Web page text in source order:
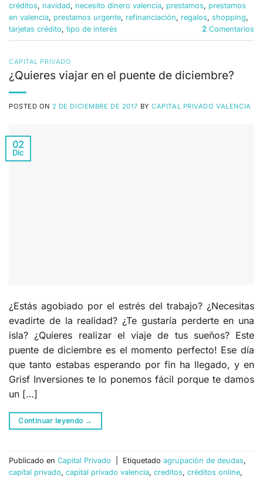
créditos, navidad, necesito dinero valencia, prestamos, prestamos
en valencia, prestamos urgente, refinanciación, regalos, shopping,
tarjetas crédito, tipo de interés 2 Comentarios
CAPITAL PRIVADO
¿Quieres viajar en el puente de diciembre?
POSTED ON 2 DE DICIEMBRE DE 2017 BYCAPITAL PRIVADO VALENCIA
02
Dic
¿Estás agobiado por el estrés del trabajo? ¿Necesitas
evadirte de la realidad? ¿Te gustaría perderte en una
isla? ¿Quieres realizar el viaje de tus sueños? Este
puente de diciembre es el momento perfecto! Ese día
que tanto estabas esperando por fin ha llegado, y en
Grisf Inversiones te lo ponemos fácil porque te damos
un […]
Continuar leyendo →
Publicado en Capital Privado Etiquetado agrupación de deudas,
capital privado, capital privado valencia, creditos, créditos online,